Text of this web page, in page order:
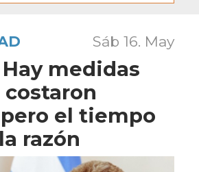
Sáb 16. May
medidas
el tiempo
razón 